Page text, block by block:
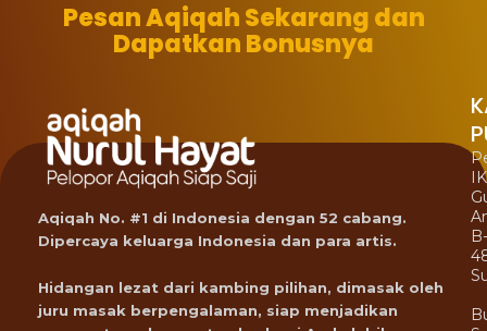
Pesan Aqiqah Sekarang dan
Dapatkan Bonusnya
Aqiqah No. #1 di Indonesia dengan 52 cabang.
Dipercaya keluarga Indonesia dan para artis.
Hidangan lezat dari kambing pilihan, dimasak oleh
juru masak berpengalaman, siap menjadikan
B-